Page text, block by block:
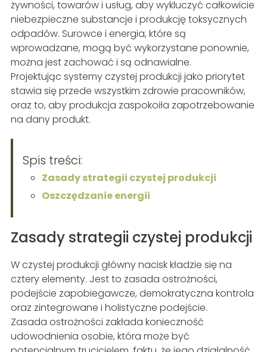
żywności, towarów i usług, aby wykluczyć całkowicie
niebezpieczne substancje i produkcję toksycznych
odpadów. Surowce i energia, które są
wprowadzane, mogą być wykorzystane ponownie,
można jest zachować i są odnawialne.
Projektując systemy czystej produkcji jako priorytet
stawia się przede wszystkim zdrowie pracowników,
oraz to, aby produkcja zaspokoiła zapotrzebowanie
na dany produkt.
Spis treści:
Zasady strategii czystej produkcji
Oszczędzanie energii
Zasady strategii czystej produkcji
W czystej produkcji główny nacisk kładzie się na
cztery elementy. Jest to zasada ostrożności,
podejście zapobiegawcze, demokratyczna kontrola
oraz zintegrowane i holistyczne podejście.
Zasada ostrożności zakłada konieczność
udowodnienia osobie, która może być